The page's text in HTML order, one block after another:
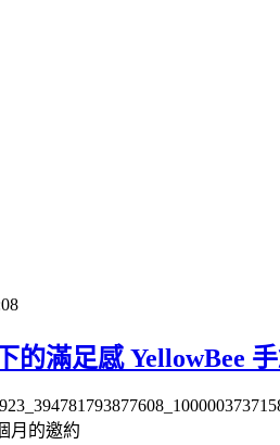
的滿足感 YellowBee
月的邀約